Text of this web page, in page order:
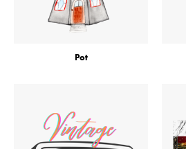
Pot